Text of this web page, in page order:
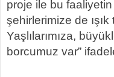
proje ile bu
şehirlerimize de
Yaşlılarımıza,
borcumuz var”